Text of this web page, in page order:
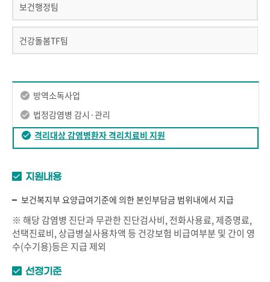
보건행정팀
건강돌봄TF팀
방역소독사업
법정감염병 감시·관리
격리대상 감염병환자 격리치료비 지원
지원내용
보건복지부 요양급여기준에 의한 본인부담금 범위내에서 지급
※ 해당 감염병 진단과 무관한 진단검사비, 전화사용료, 제증명료,
선택진료비, 상급병실사용차액 등 건강보험 비급여부분 및 간이 영
수(수기용)등은 지급 제외
선정기준